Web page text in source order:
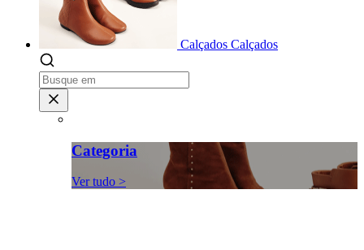
Calçados Calçados
Categoria
Ver tudo >